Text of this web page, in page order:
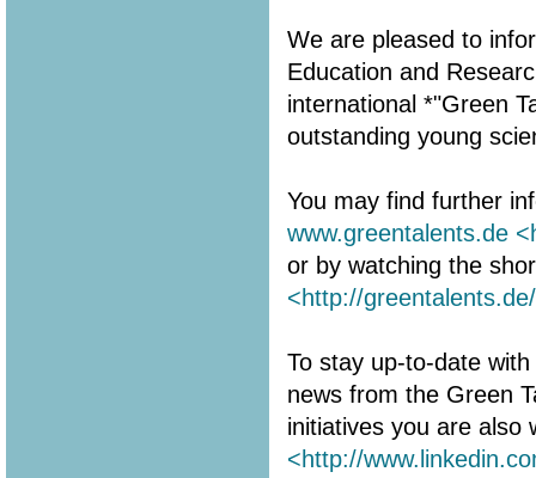
We are pleased to
Education and
international *"Green
outstanding young
You may find further
www.greentalents.de
or by watching the
<http://
To stay up-to-date
news from the Green
initiatives you are also
<http://